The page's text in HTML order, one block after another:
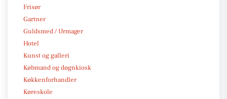
Frisør
Gartner
Guldsmed / Urmager
Hotel
Kunst og galleri
Købmand og døgnkiosk
Køkkenforhandler
Køreskole